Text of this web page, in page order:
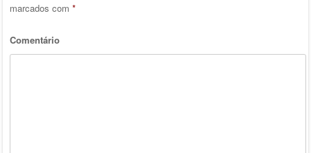
marcados com *
Comentário